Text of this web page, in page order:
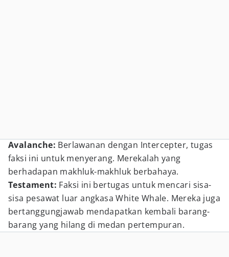
Avalanche: Berlawanan dengan Intercepter, tugas
faksi ini untuk menyerang. Merekalah yang
berhadapan makhluk-makhluk berbahaya.
Testament: Faksi ini bertugas untuk mencari sisa-
sisa pesawat luar angkasa White Whale. Mereka juga
bertanggungjawab mendapatkan kembali barang-
barang yang hilang di medan pertempuran.